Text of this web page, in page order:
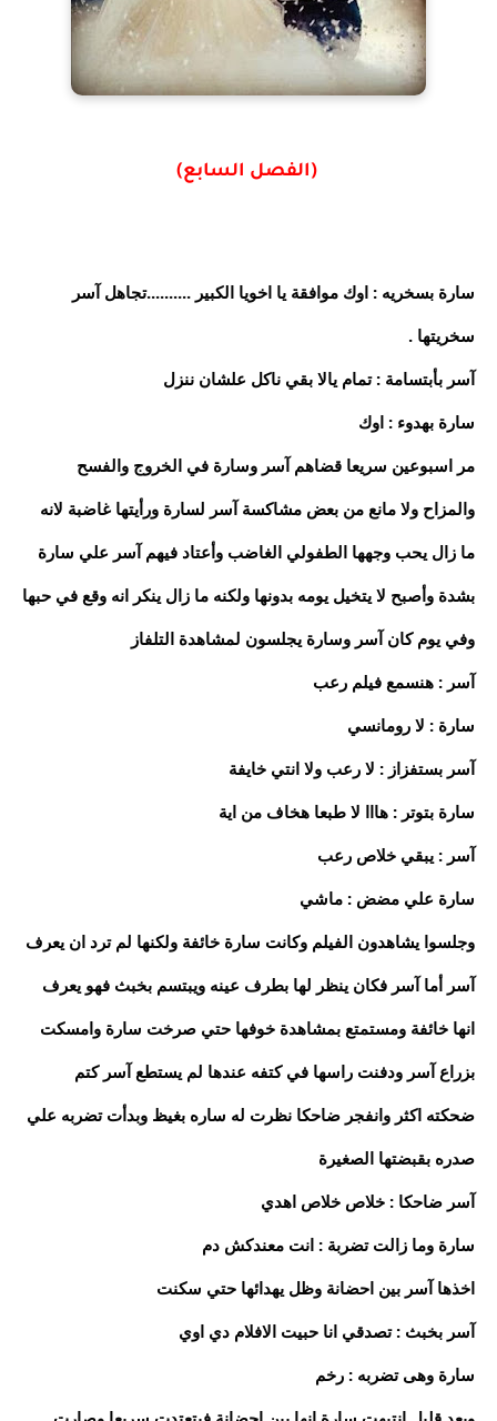
(الفصل السابع)
سارة بسخريه : اوك موافقة يا اخويا الكبير ..........تجاهل آسر
سخريتها .
آسر بأبتسامة : تمام يالا بقي ناكل علشان ننزل
سارة بهدوء : اوك
مر اسبوعين سريعا قضاهم آسر وسارة في الخروج والفسح
والمزاح ولا مانع من بعض مشاكسة آسر لسارة ورأيتها غاضبة لانه
ما زال يحب وجهها الطفولي الغاضب وأعتاد فيهم آسر علي سارة
بشدة وأصبح لا يتخيل يومه بدونها ولكنه ما زال ينكر انه وقع في حبها
وفي يوم كان آسر وسارة يجلسون لمشاهدة التلفاز
آسر : هنسمع فيلم رعب
سارة : لا رومانسي
آسر بستفزاز : لا رعب ولا انتي خايفة
سارة بتوتر : هااا لا طبعا هخاف من اية
آسر : يبقي خلاص رعب
سارة علي مضض : ماشي
وجلسوا يشاهدون الفيلم وكانت سارة خائفة ولكنها لم ترد ان يعرف
آسر أما آسر فكان ينظر لها بطرف عينه ويبتسم بخبث فهو يعرف
انها خائفة ومستمتع بمشاهدة خوفها حتي صرخت سارة وامسكت
بزراع آسر ودفنت راسها في كتفه عندها لم يستطع آسر كتم
ضحكته اكثر وانفجر ضاحكا نظرت له ساره بغيظ وبدأت تضربه علي
صدره بقبضتها الصغيرة
آسر ضاحكا : خلاص خلاص اهدي
سارة وما زالت تضربة : انت معندكش دم
اخذها آسر بين احضانة وظل يهدائها حتي سكنت
آسر بخبث : تصدقي انا حبيت الافلام دي اوي
سارة وهى تضربه : رخم